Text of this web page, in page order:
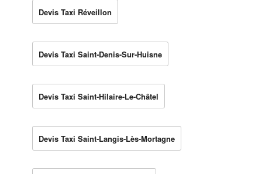
Devis Taxi Réveillon
Devis Taxi Saint-Denis-Sur-Huisne
Devis Taxi Saint-Hilaire-Le-Châtel
Devis Taxi Saint-Langis-Lès-Mortagne